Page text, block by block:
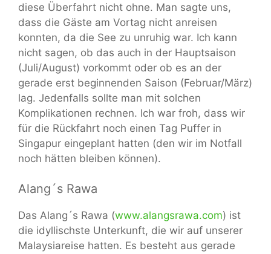
diese Überfahrt nicht ohne. Man sagte uns,
dass die Gäste am Vortag nicht anreisen
konnten, da die See zu unruhig war. Ich kann
nicht sagen, ob das auch in der Hauptsaison
(Juli/August) vorkommt oder ob es an der
gerade erst beginnenden Saison (Februar/März)
lag. Jedenfalls sollte man mit solchen
Komplikationen rechnen. Ich war froh, dass wir
für die Rückfahrt noch einen Tag Puffer in
Singapur eingeplant hatten (den wir im Notfall
noch hätten bleiben können).
Alang´s Rawa
Das Alang´s Rawa (www.alangsrawa.com) ist
die idyllischste Unterkunft, die wir auf unserer
Malaysiareise hatten. Es besteht aus gerade